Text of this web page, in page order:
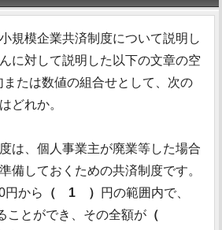
規模企業共済制度について説明し
に対して説明した以下の文章の空
たは数値の組合せとして、次の
どれか。
は、個人事業主が廃業等した場合
備しておくための共済制度です。
円から
（ 1 ）
円の範囲内で、
ことができ、その全額が （